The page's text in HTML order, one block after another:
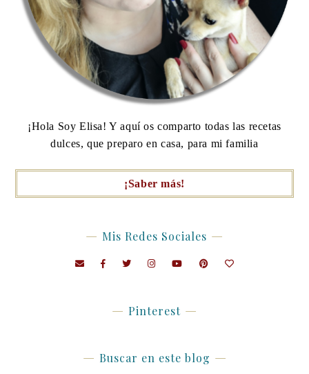
¡Hola Soy Elisa! Y aquí os comparto todas las recetas
dulces, que preparo en casa, para mi familia
¡Saber más!
Mis Redes Sociales
Pinterest
Buscar en este blog